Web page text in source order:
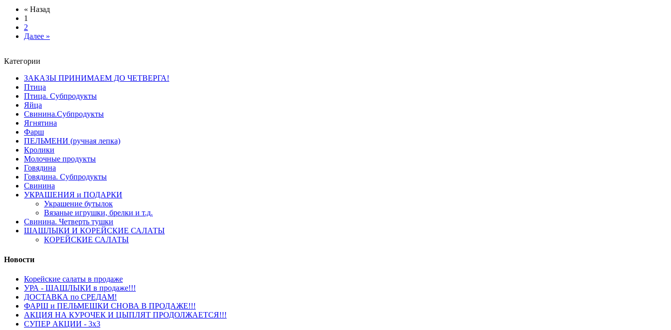
« Назад
1
2
Далее »
Категории
ЗАКАЗЫ ПРИНИМАЕМ ДО ЧЕТВЕРГА!
Птица
Птица. Субпродукты
Яйца
Свинина.Субпродукты
Ягнятина
Фарш
ПЕЛЬМЕНИ (ручная лепка)
Кролики
Молочные продукты
Говядина
Говядина. Субпродукты
Свинина
УКРАШЕНИЯ и ПОДАРКИ
Украшение бутылок
Вязаные игрушки, брелки и т.д.
Свинина. Четверть тушки
ШАШЛЫКИ И КОРЕЙСКИЕ САЛАТЫ
КОРЕЙСКИЕ САЛАТЫ
Новости
Корейские салаты в продаже
УРА - ШАШЛЫКИ в продаже!!!
ДОСТАВКА по СРЕДАМ!
ФАРШ и ПЕЛЬМЕШКИ СНОВА В ПРОДАЖЕ!!!
АКЦИЯ НА КУРОЧЕК И ЦЫПЛЯТ ПРОДОЛЖАЕТСЯ!!!
СУПЕР АКЦИИ - 3х3